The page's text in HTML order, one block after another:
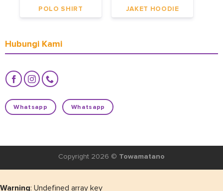
POLO SHIRT JAKET HOODIE
Hubungi Kami
Whatsapp Whatsapp
Copyright 2026 © Towamatano
Warning: Undefined array key